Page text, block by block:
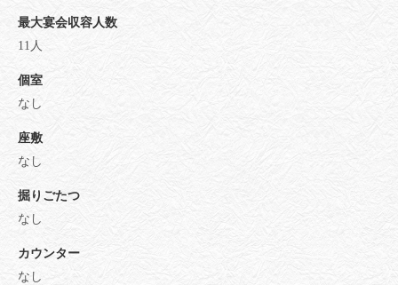
最大宴会収容人数
11人
個室
なし
座敷
なし
掘りごたつ
なし
カウンター
なし